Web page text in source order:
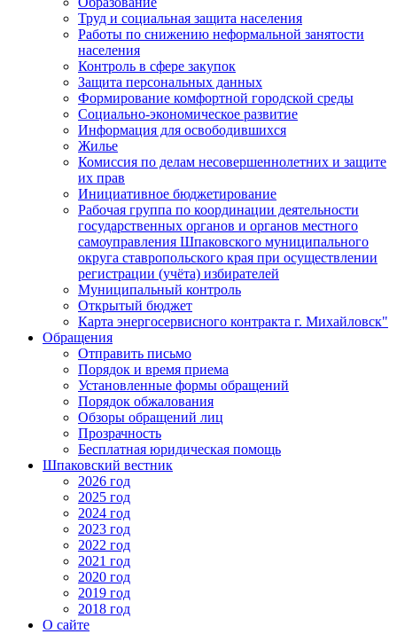
Труд и социальная защита населения
Работы по снижению неформальной занятости
населения
Контроль в сфере закупок
Защита персональных данных
Формирование комфортной городской среды
Социально-экономическое развитие
Информация для освободившихся
Жилье
Комиссия по делам несовершеннолетних и защите
их прав
Инициативное бюджетирование
Рабочая группа по координации деятельности
государственных органов и органов местного
самоуправления Шпаковского муниципального
округа ставропольского края при осуществлении
регистрации (учёта) избирателей
Муниципальный контроль
Открытый бюджет
Карта энергосервисного контракта г. Михайловск"
Обращения
Отправить письмо
Порядок и время приема
Установленные формы обращений
Порядок обжалования
Обзоры обращений лиц
Прозрачность
Бесплатная юридическая помощь
Шпаковский вестник
2026 год
2025 год
2024 год
2023 год
2022 год
2021 год
2020 год
2019 год
2018 год
О сайте